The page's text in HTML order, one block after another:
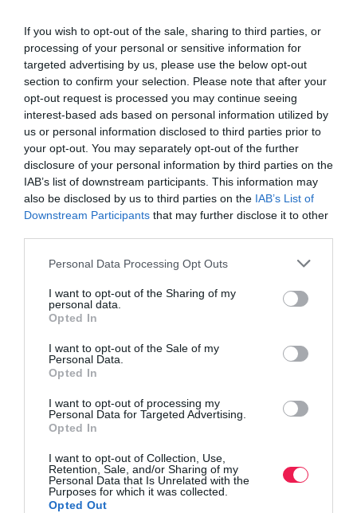
If you wish to opt-out of the sale, sharing to third parties, or
processing of your personal or sensitive information for
targeted advertising by us, please use the below opt-out
section to confirm your selection. Please note that after your
opt-out request is processed you may continue seeing
interest-based ads based on personal information utilized by
us or personal information disclosed to third parties prior to
your opt-out. You may separately opt-out of the further
disclosure of your personal information by third parties on the
IAB’s list of downstream participants. This information may
also be disclosed by us to third parties on the IAB’s List of
Downstream Participants that may further disclose it to other
Personal Data Processing Opt Outs
I want to opt-out of the Sharing of my
personal data.
Opted In
I want to opt-out of the Sale of my
Personal Data.
Opted In
I want to opt-out of processing my
Personal Data for Targeted Advertising.
Opted In
I want to opt-out of Collection, Use,
Retention, Sale, and/or Sharing of my
Personal Data that Is Unrelated with the
Purposes for which it was collected.
Opted Out
Γίνε Συνδρομητής
Βρες το RUNNER!